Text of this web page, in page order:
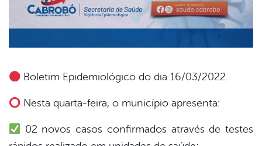
Boletim Epidemiológico do dia 16/03/2022.
Nesta quarta-feira, o município apresenta:
02 novos casos confirmados através de testes